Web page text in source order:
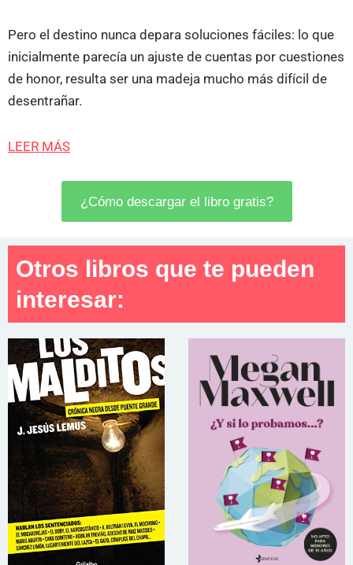
Pero el destino nunca depara soluciones fáciles: lo que
inicialmente parecía un ajuste de cuentas por cuestiones
de honor, resulta ser una madeja mucho más difícil de
desentrañar.
LEER MÁS
¿Cómo descargar el libro gratis?
Otros libros que te pueden
interesar: